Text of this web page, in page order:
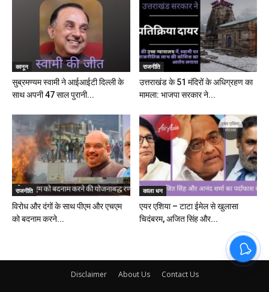
कानून
सुब्रमण्यम स्वामी ने आईआईटी दिल्ली के
साथ अपनी 47 साल पुरानी...
राजनीति
उत्तराखंड के 51 मंदिरों के अधिग्रहण का
मामला: भाजपा सरकार ने...
राजनीति
विरोध और दंगों के साथ पीएम और एचएम
को बदनाम करने...
काला धन
एयर एशिया – टाटा ईमेल से खुलासा
चिदंबरम, अजित सिंह और...
Disclaimer About Us Contact Us